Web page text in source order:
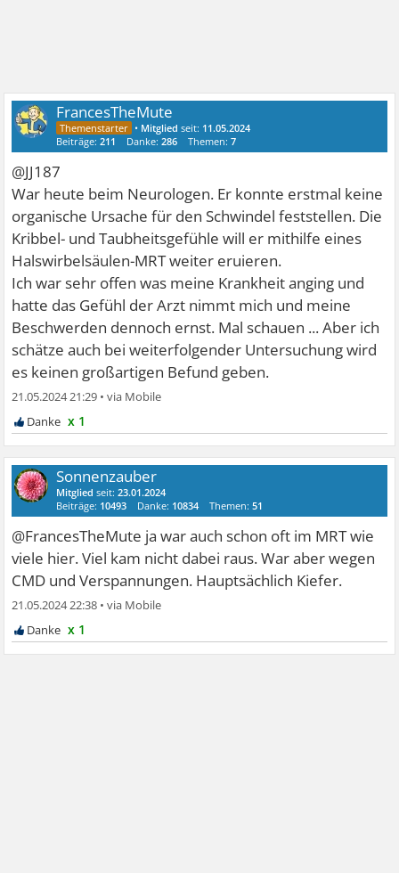
FrancesTheMute
• Mitglied seit: 11.05.2024
Beiträge:211 Danke:286 Themen:7
@JJ187
War heute beim Neurologen. Er konnte erstmal keine
organische Ursache für den Schwindel feststellen. Die
Kribbel- und Taubheitsgefühle will er mithilfe eines
Halswirbelsäulen-MRT weiter eruieren.
Ich war sehr offen was meine Krankheit anging und
hatte das Gefühl der Arzt nimmt mich und meine
Beschwerden dennoch ernst. Mal schauen ... Aber ich
schätze auch bei weiterfolgender Untersuchung wird
es keinen großartigen Befund geben.
21.05.2024 21:29 •
x 1
Sonnenzauber
Mitglied seit:23.01.2024
Beiträge: 10493 Danke: 10834 Themen:51
@FrancesTheMute ja war auch schon oft im MRT wie
viele hier. Viel kam nicht dabei raus. War aber wegen
CMD und Verspannungen. Hauptsächlich Kiefer.
21.05.2024 22:38 •
x 1